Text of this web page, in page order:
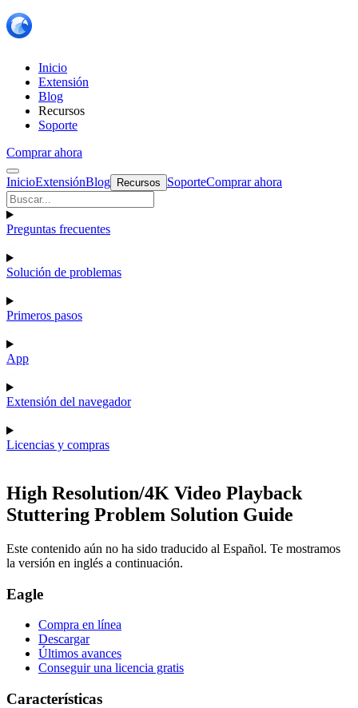
Inicio
Extensión
Blog
Recursos
Soporte
Comprar ahora
InicioExtensiónBlog Recursos SoporteComprar ahora
Preguntas frecuentes
Solución de problemas
Primeros pasos
App
Extensión del navegador
Licencias y compras
High Resolution/4K Video Playback
Stuttering Problem Solution Guide
Este contenido aún no ha sido traducido al Español. Te mostramos
la versión en inglés a continuación.
Eagle
Compra en línea
Descargar
Últimos avances
Conseguir una licencia gratis
Características